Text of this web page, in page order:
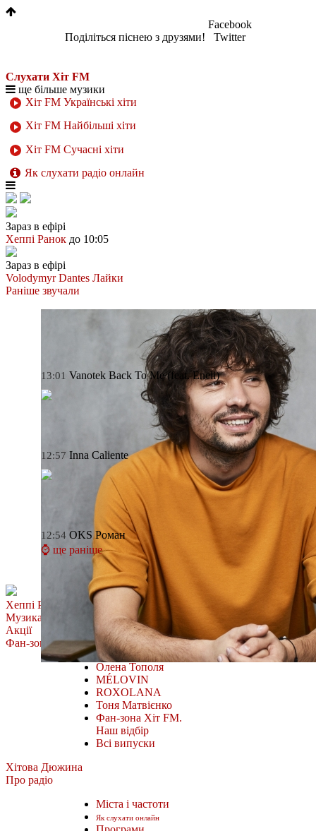
Поділіться піснею з друзями!
Facebook
Twitter
Слухати Хіт FM
ще більше музики
Хіт FM Українські хіти
Хіт FM Найбільші хіти
Хіт FM Сучасні хіти
Як слухати радіо онлайн
Зараз в ефірі
Хеппі Ранок до 10:05
Зараз в ефірі
Volodymyr Dantes Лайки
Раніше звучали
13:01 Vanotek Back To Me (feat. Eneli)
12:57 Inna Caliente
12:54 OKS Роман
⌚ ще раніше
Хеппі Ранок
Музика
Акції
Фан-зона
Олена Тополя
MÉLOVIN
ROXOLANA
Тоня Матвієнко
Фан-зона Хіт FM.
Наш відбір
Всі випуски
Хітова Дюжина
Про радіо
Міста і частоти
Як слухати онлайн